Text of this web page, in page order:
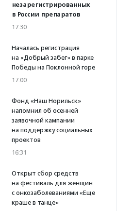
незарегистрированных
в России препаратов
17:30
Началась регистрация
на «Добрый забег» в парке
Победы на Поклонной горе
17:00
Фонд «Наш Норильск»
напомнил об осенней
заявочной кампании
на поддержку социальных
проектов
16:31
Открыт сбор средств
на фестиваль для женщин
с онкозаболеваниями «Еще
краше в танце»